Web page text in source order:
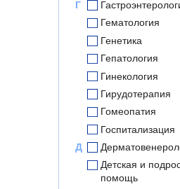
Г
Гематология
Генетика
Гепатология
Гинекология
Гирудотерапия
Гомеопатия
Госпитализация
Д
Детская и
помощь